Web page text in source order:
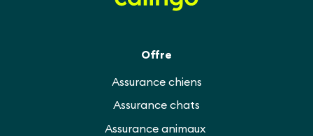
Offre
Assurance chiens
Assurance chats
Assurance animaux